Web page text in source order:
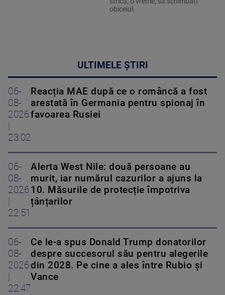
obiceiul.
ULTIMELE ȘTIRI
06-
08-
2026
23:02
Reacția MAE după ce o româncă a fost
arestată în Germania pentru spionaj în
favoarea Rusiei
06-
08-
2026
22:51
Alerta West Nile: două persoane au
murit, iar numărul cazurilor a ajuns la
10. Măsurile de protecție împotriva
țânțarilor
06-
08-
2026
22:47
Ce le-a spus Donald Trump donatorilor
despre succesorul său pentru alegerile
din 2028. Pe cine a ales între Rubio și
Vance